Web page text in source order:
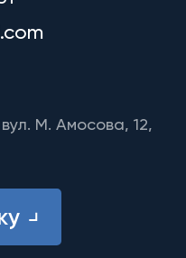
М. Амосова, 12,